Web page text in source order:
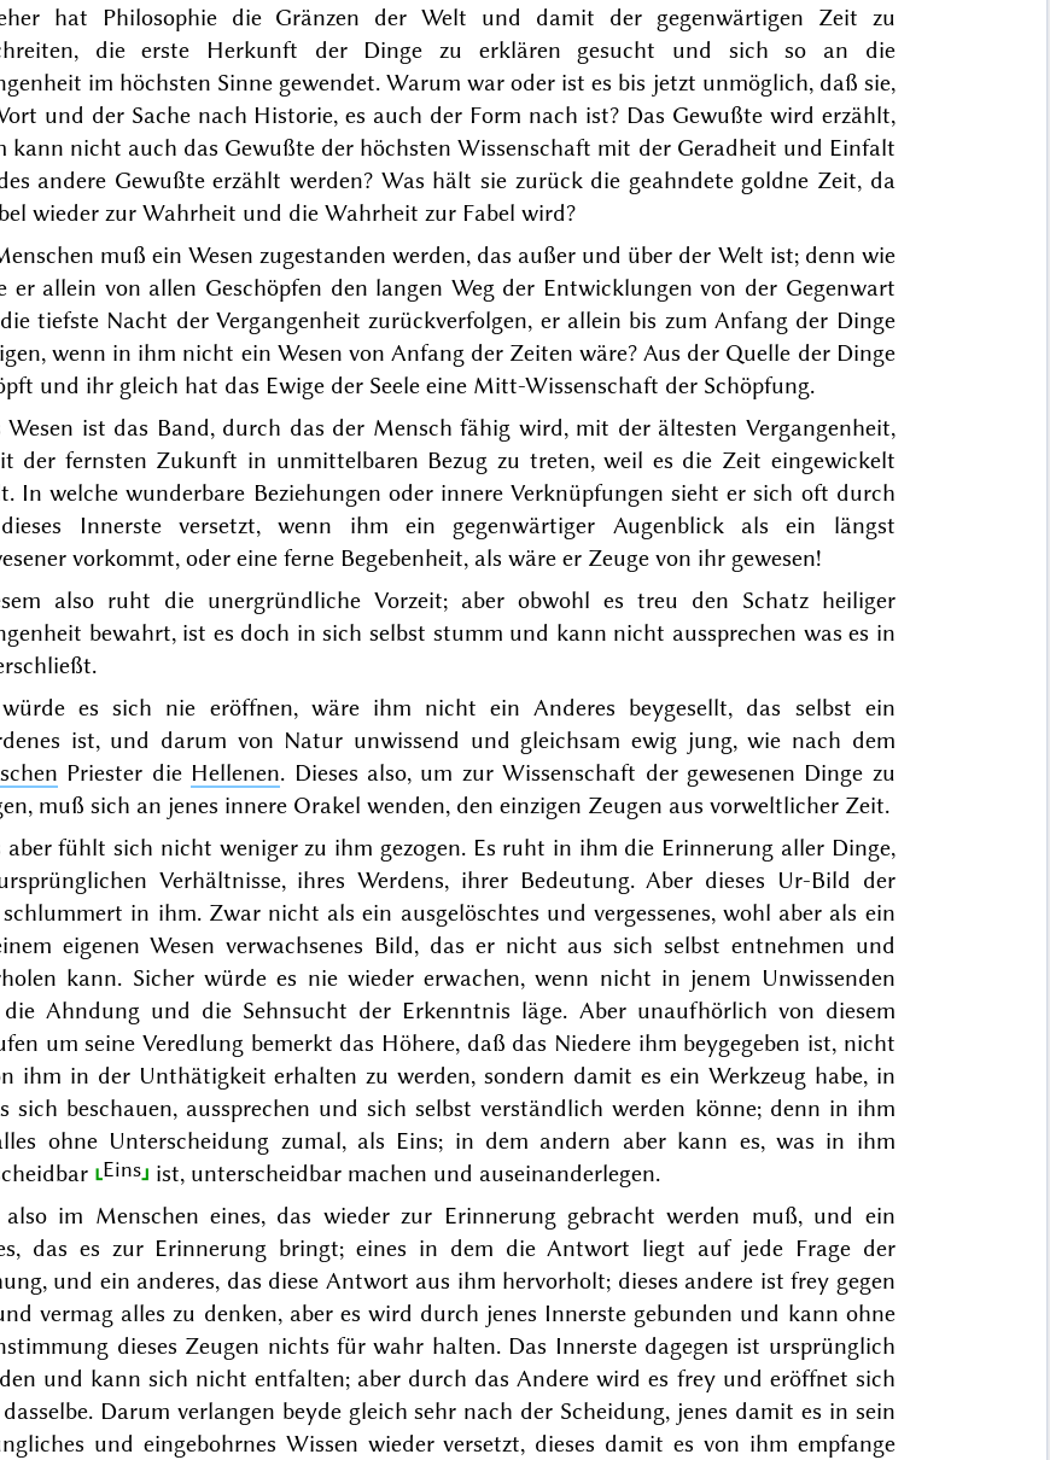
hat Philosophie die Gränzen der Welt und damit der gegenwärtigen Zeit zu
die erste Herkunft der Dinge zu erklären gesucht und sich so an die
im höchsten Sinne gewendet. Warum war oder ist es bis jetzt unmöglich, daß sie,
und der Sache nach Historie, es auch der Form nach ist? Das Gewußte wird erzählt,
kann nicht auch das Gewußte der höchsten Wissenschaft mit der Geradheit und Einfalt
andere Gewußte erzählt werden? Was hält sie zurück die geahndete goldne Zeit, da
wieder zur Wahrheit und die Wahrheit zur Fabel wird?
muß ein Wesen zugestanden werden, das außer und über der Welt ist; denn wie
er allein von allen Geschöpfen den langen Weg der Entwicklungen von der Gegenwart
tiefste Nacht der Vergangenheit zurückverfolgen, er allein bis zum Anfang der Dinge
wenn in ihm nicht ein Wesen von Anfang der Zeiten wäre? Aus der Quelle der Dinge
und ihr gleich hat das Ewige der Seele eine Mitt-Wissenschaft der Schöpfung.
Wesen ist das Band, durch das der Mensch fähig wird, mit der ältesten Vergangenheit,
der fernsten Zukunft in unmittelbaren Bezug zu treten, weil es die Zeit eingewickelt
In welche wunderbare Beziehungen oder innere Verknüpfungen sieht er sich oft durch
Innerste versetzt, wenn ihm ein gegenwärtiger Augenblick als ein längst
vorkommt, oder eine ferne Begebenheit, als wäre er Zeuge von ihr gewesen!
also ruht die unergründliche Vorzeit; aber obwohl es treu den Schatz heiliger
bewahrt, ist es doch in sich selbst stumm und kann nicht aussprechen was es in
es sich nie eröffnen, wäre ihm nicht ein Anderes beygesellt, das selbst ein
ist, und darum von Natur unwissend und gleichsam ewig jung, wie nach dem
Priester die Hellenen. Dieses also, um zur Wissenschaft der gewesenen Dinge zu
muß sich an jenes innere Orakel wenden, den einzigen Zeugen aus vorweltlicher Zeit.
aber fühlt sich nicht weniger zu ihm gezogen. Es ruht in ihm die Erinnerung aller Dinge,
Verhältnisse, ihres Werdens, ihrer Bedeutung. Aber dieses Ur-Bild der
in ihm. Zwar nicht als ein ausgelöschtes und vergessenes, wohl aber als ein
eigenen Wesen verwachsenes Bild, das er nicht aus sich selbst entnehmen und
kann. Sicher würde es nie wieder erwachen, wenn nicht in jenem Unwissenden
die Ahndung und die Sehnsucht der Erkenntnis läge. Aber unaufhörlich von diesem
um seine Veredlung bemerkt das Höhere, daß das Niedere ihm beygegeben ist, nicht
ihm in der Unthätigkeit erhalten zu werden, sondern damit es ein Werkzeug habe, in
sich beschauen, aussprechen und sich selbst verständlich werden könne; denn in ihm
ohne Unterscheidung zumal, als Eins; in dem andern aber kann es, was in ihm
Eins
ist, unterscheidbar machen und auseinanderlegen.
im Menschen eines, das wieder zur Erinnerung gebracht werden muß, und ein
das es zur Erinnerung bringt; eines in dem die Antwort liegt auf jede Frage der
und ein anderes, das diese Antwort aus ihm hervorholt; dieses andere ist frey gegen
vermag alles zu denken, aber es wird durch jenes Innerste gebunden und kann ohne
dieses Zeugen nichts für wahr halten. Das Innerste dagegen ist ursprünglich
und kann sich nicht entfalten; aber durch das Andere wird es frey und eröffnet sich
dasselbe. Darum verlangen beyde gleich sehr nach der Scheidung, jenes damit es in sein
und eingebohrnes Wissen wieder versetzt, dieses damites von ihm empfange